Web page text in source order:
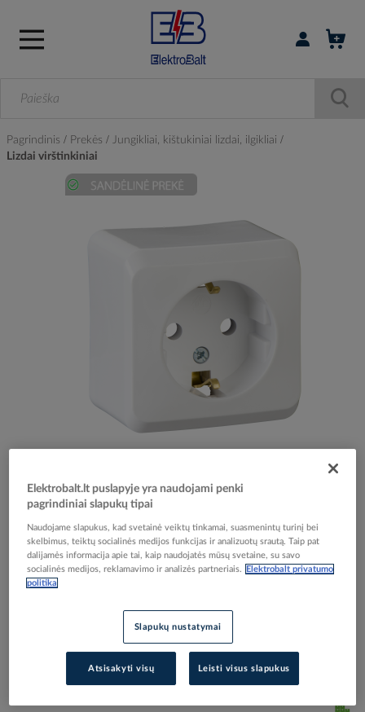
Prisijungti /
Pagrindinis Prekės
Jungikliai, kištukiniai lizdai, ilgikliai
Lizdai virštinkiniai
the
beginning
the
images
gallery
Lizdas v/t IP20 su įžeminimu baltas su dugnu 16A
250V Prima - SCHNEIDER ELECTRIC
Elektrobalt prekės kodas
061096
EAN kodas
Elektrobalt.lt puslapyje yra naudojami penki
pagrindiniai slapukų tipai
Naudojame slapukus, kad svetainė veiktų tinkamai, suasmenintų turinį bei
skelbimus, teiktų socialinės medijos funkcijas ir analizuotų srautą. Taip pat
dalijamės informacija apie tai, kaip naudojatės mūsų svetaine, su savo
socialinės medijos, reklamavimo ir analizės partneriais.
Elektrobalt privatumo
politika
Slapukų nustatymai
Atsisakyti visų Leisti visus slapukus